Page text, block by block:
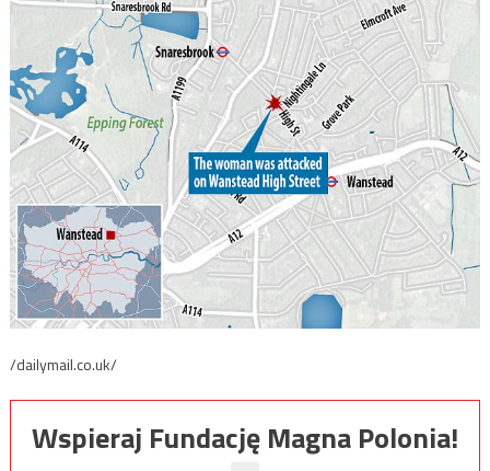
/dailymail.co.uk/
Wspieraj Fundację Magna Polonia!